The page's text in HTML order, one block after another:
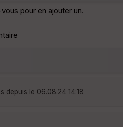
pour en ajouter un.
depuis le 06.08.24 14:18